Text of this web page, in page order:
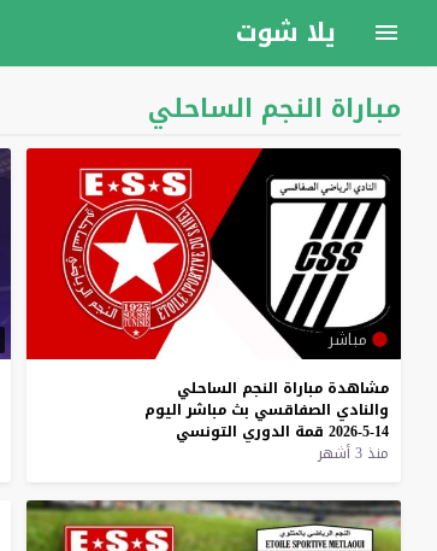
يلا شوت
مباراة النجم الساحلي
مباشر
مشاهدة مباراة النجم الساحلي
والنادي الصفاقسي بث مباشر اليوم
14-5-2026
قمة الدوري التونسي
منذ 3 أشهر